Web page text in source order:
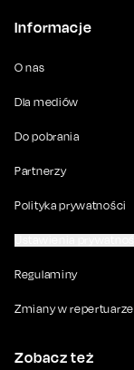
Informacje
O nas
Dla mediów
Do pobrania
Partnerzy
Polityka prywatności
Regulaminy
Zmiany w repertuarze
Zobacz też